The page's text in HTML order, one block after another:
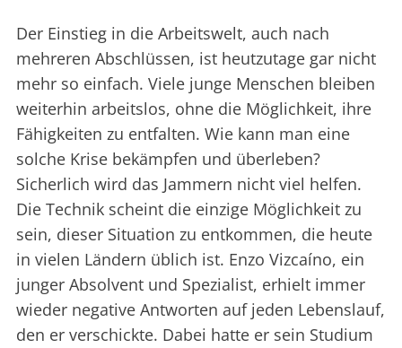
Der Einstieg in die Arbeitswelt, auch nach
mehreren Abschlüssen, ist heutzutage gar nicht
mehr so einfach. Viele junge Menschen bleiben
weiterhin arbeitslos, ohne die Möglichkeit, ihre
Fähigkeiten zu entfalten. Wie kann man eine
solche Krise bekämpfen und überleben?
Sicherlich wird das Jammern nicht viel helfen.
Die Technik scheint die einzige Möglichkeit zu
sein, dieser Situation zu entkommen, die heute
in vielen Ländern üblich ist. Enzo Vizcaíno, ein
junger Absolvent und Spezialist, erhielt immer
wieder negative Antworten auf jeden Lebenslauf,
den er verschickte. Dabei hatte er sein Studium